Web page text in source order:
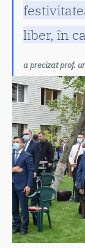
liber, în
a precizat prof.